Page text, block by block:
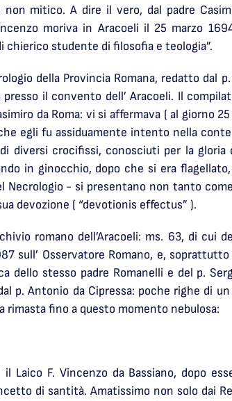
mitico. A dire il vero, dal padre
moriva in Aracoeli il 25 marzo
studente di filosofia e teologia”.
della Provincia Romana, redatto dal
il convento dell’ Aracoeli. Il
da Roma: vi si affermava ( al giorno 25
egli fu assiduamente intento nella
diversi crocifissi, conosciuti per la gloria
in ginocchio, dopo che si era
Necrologio - si presentano non tanto
devozione ( “devotionis effectus” ).
romano dell’Aracoeli: ms. 63, di cui
sull’ Osservatore Romano, e,
dello stesso padre Romanelli e del p.
p. Antonio da Cipressa: poche righe di
rimasta fino a questo momento nebulosa:
Laico F. Vincenzo da Bassiano, dopo
di santità. Amatissimo non solo dai